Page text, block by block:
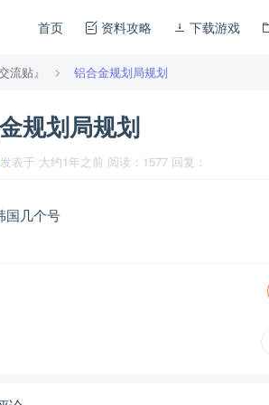
首页 资料攻略 下载游戏
流贴』 铝合金规划局规划
规划局规划
发表于 大约1年之前 阅读： 1577 回复：
国几个号